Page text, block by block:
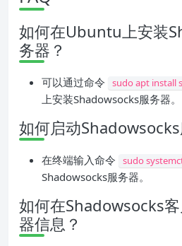
如何在Ubuntu上安装
务器？
可以通过命令 sudo apt install
上安装Shadowsocks服务器。
如何启动Shadowsocks
在终端输入命令 sudo
Shadowsocks服务器。
如何在Shadowsocks
器信息？